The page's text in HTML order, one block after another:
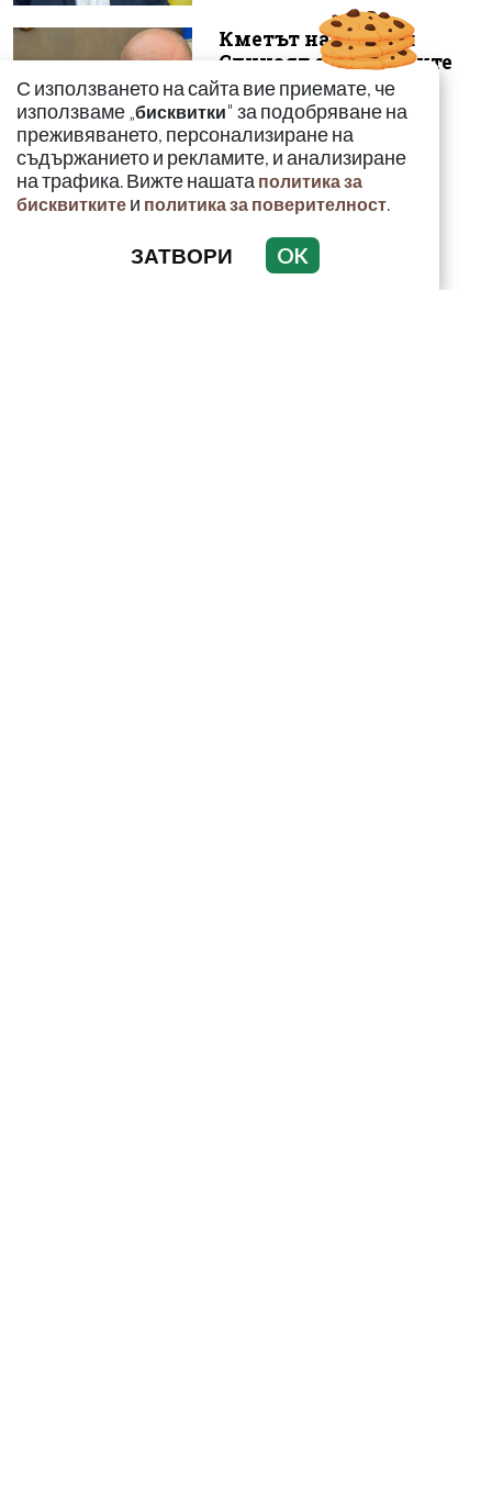
Кметът на Банско:
Случаят с младежите
не трябва да се
представя като е...
С използването на сайта вие приемате, че
използваме „бисквитки" за подобряване на
преживяването, персонализиране на
съдържанието и рекламите, и анализиране
на трафика. Вижте нашата политика за
бисквитките и политика за поверителност.
ЗАТВОРИ OK